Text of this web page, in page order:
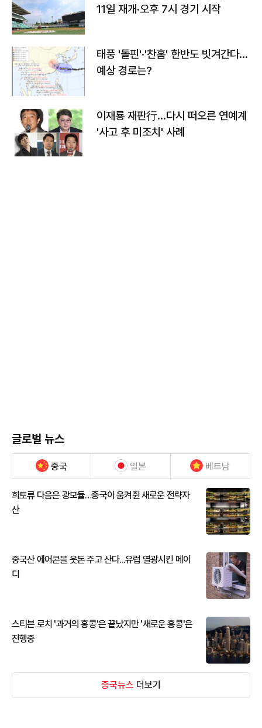
11일 재개·오후 7시 경기 시작
태풍 '돌핀'·'찬홈' 한반도 빗겨간다…
예상 경로는?
이재룡 재판行…다시 떠오른 연예계
'사고 후 미조치' 사례
글로벌 뉴스
중국 일본 베트남
희토류 다음은 광모듈…중국이 움켜쥔 새로운 전략자
산
중국산 에어콘을 웃돈 주고 산다...유럽 열광시킨 메이
디
스티븐 로치 '과거의 홍콩'은 끝났지만 '새로운 홍콩'은
진행중
중국뉴스 더보기